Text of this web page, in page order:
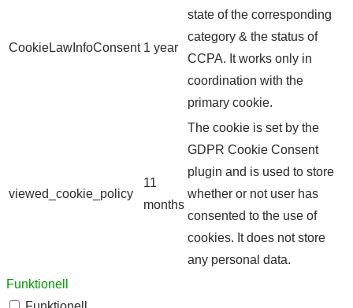
CookieLawInfoConsent 1 year
state of the corresponding
category & the status of
CCPA. It works only in
coordination with the
primary cookie.
viewed_cookie_policy
11
months
The cookie is set by the
GDPR Cookie Consent
plugin and is used to store
whether or not user has
consented to the use of
cookies. It does not store
any personal data.
Funktionell